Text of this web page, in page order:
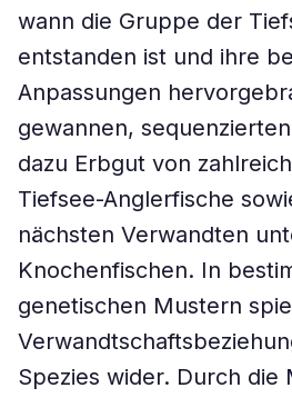
wann die Gruppe der
entstanden ist und ihre
Anpassungen
gewannen,
dazu Erbgut von
Tiefsee-Anglerfische
nächsten Verwandten
Knochenfischen. In
genetischen Mustern
Spezies wider. Durch die